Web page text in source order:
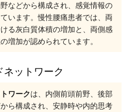
などから構成され、感覚情報の
います。慢性腰痛患者では、両
る灰白質体積の増加と、両側感
増加が認められています。
ットワーク
ワークは、内側前頭前野、後部
ら構成され、安静時や内的思考